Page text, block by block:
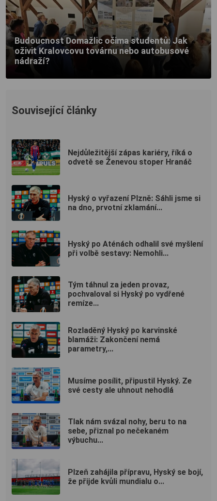
Budoucnost Domažlic očima studentů: Jak
oživit Kralovcovu továrnu nebo autobusové
nádraží?
Související články
Nejdůležitější zápas kariéry, říká o
odvetě se Ženevou stoper Hranáč
Hyský o vyřazení Plzně: Sáhli jsme si
na dno, prvotní zklamání...
Hyský po Aténách odhalil své myšlení
při volbě sestavy: Nemohli...
Tým táhnul za jeden provaz,
pochvaloval si Hyský po vydřené
remíze...
Rozladěný Hyský po karvinské
blamáži: Zakončení nemá
parametry,...
Musíme posílit, připustil Hyský. Ze
své cesty ale uhnout nehodlá
Tlak nám svázal nohy, beru to na
sebe, přiznal po nečekaném
výbuchu...
Plzeň zahájila přípravu, Hyský se bojí,
že přijde kvůli mundialu o...